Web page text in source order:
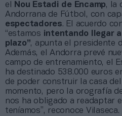
el
Nou Estadi de Encamp, la
Andorrana de Fútbol, con
espectadores. El acuerdo
“estamos intentando llegar
plazo”, apunta el presidente
Además, el Andorra prevé
campo de entrenamiento, el
ha destinado 538.000 euros
de poder construir la casa
momento, pero la orografía
nos ha obligado a readaptar
teníamos”, reconoce Vilaseca.